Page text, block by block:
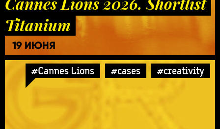
Titanium
19 ИЮНЯ
#Cannes Lions #cases #creativity